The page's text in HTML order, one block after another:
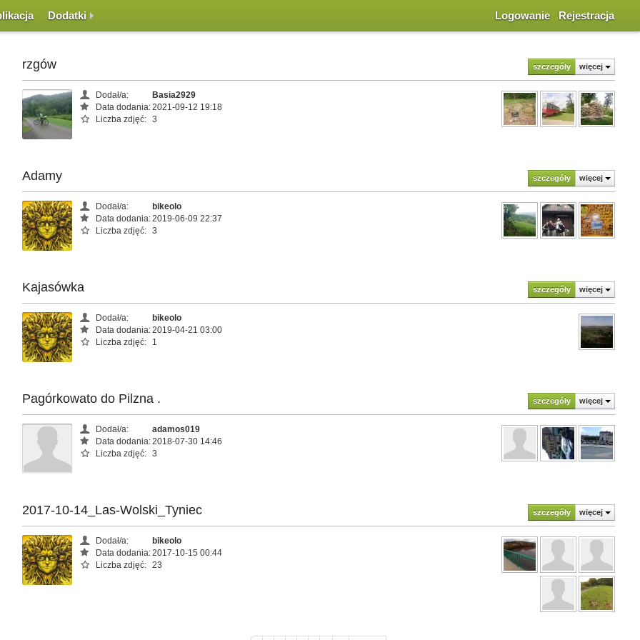
Dodatki Logowanie Rejestracja
rzgów szczegóły więcej
Dodał/a:
Basia2929
Data dodania:2021-09-12 19:18
Liczba zdjęć: 3
Adamy szczegóły więcej
Dodał/a:
bikeolo
Data dodania:2019-06-09 22:37
Liczba zdjęć: 3
Kajasówka szczegóły więcej
Dodał/a:
bikeolo
Data dodania:2019-04-21 03:00
Liczba zdjęć:
1
Pagórkowato do Pilzna . szczegóły więcej
Dodał/a:
adamos019
Data dodania:2018-07-30 14:46
Liczba zdjęć: 3
2017-10-14_Las-Wolski_Tyniec szczegóły więcej
Dodał/a:
bikeolo
Data dodania:2017-10-15 00:44
Liczba zdjęć: 23